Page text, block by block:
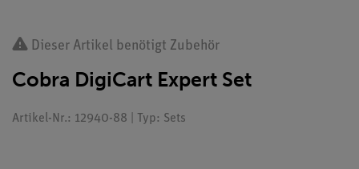
Dieser Artikel benötigt Zubehör
Cobra DigiCart Expert Set
Artikel-Nr.: 12940-88 | Typ: Sets